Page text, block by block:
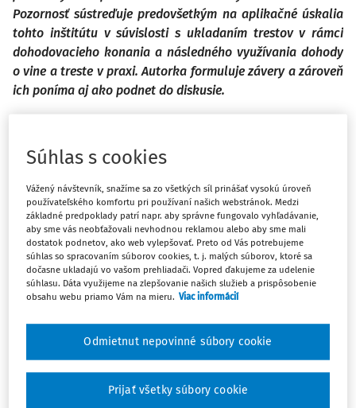
Pozornosť sústreďuje predovšetkým na aplikačné úskalia
tohto inštitútu v súvislosti s ukladaním trestov v rámci
dohodovacieho konania a následného využívania dohody
o vine a treste v praxi. Autorka formuluje závery a zároveň
ich poníma aj ako podnet do diskusie.
MIŠINOVÁ, A.: Vybrané praktické aspekty inštitútu
s. 692 - 699.
In the presented article author deals with selected
practical aspects of the agreement on guilt and
punishment. The author focuses attention mainly on the
institute's applicational effects in relation to the
sentencing within the area of the agreement procedure
and the subsequent usage of the agreement on guilt and
punishment in practice. The author formula tes
conclusions and at the same time considers them an
incentive for discussion.
Súhlas s cookies
Vážený návštevník, snažíme sa zo všetkých síl prinášať vysokú úroveň
používateľského komfortu pri používaní našich webstránok. Medzi
základné predpoklady patrí napr. aby správne fungovalo vyhľadávanie,
aby sme vás neobťažovali nevhodnou reklamou alebo aby sme mali
dostatok podnetov, ako web vylepšovať. Preto od Vás potrebujeme
súhlas so spracovaním súborov cookies, t. j. malých súborov, ktoré sa
dočasne ukladajú vo vašom prehliadači. Vopred ďakujeme za udelenie
súhlasu. Dáta využijeme na zlepšovanie našich služieb a prispôsobenie
obsahu webu priamo Vám na mieru. Viac informácií
Odmietnut nepovinné súbory cookie
Prijať všetky súbory cookie